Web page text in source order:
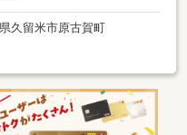
久留米市原古賀町